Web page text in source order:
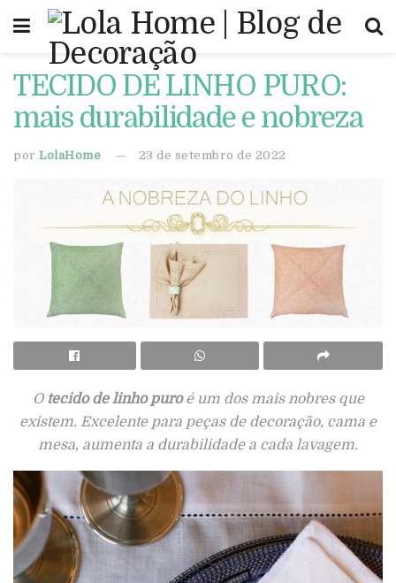
TECIDO DE LINHO PURO:
mais durabilidade e nobreza
por LolaHome 23 de setembro de 2022
O tecido de linho puroé um dos mais nobres que
existem. Excelente para peças de decoração, cama e
mesa, aumenta a durabilidade a cada lavagem.